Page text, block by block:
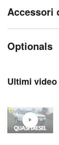
Accessori
Optionals
Ultimi